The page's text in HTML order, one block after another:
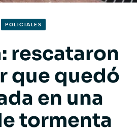
POLICIALES
rescataron
que quedó
en una
tormenta